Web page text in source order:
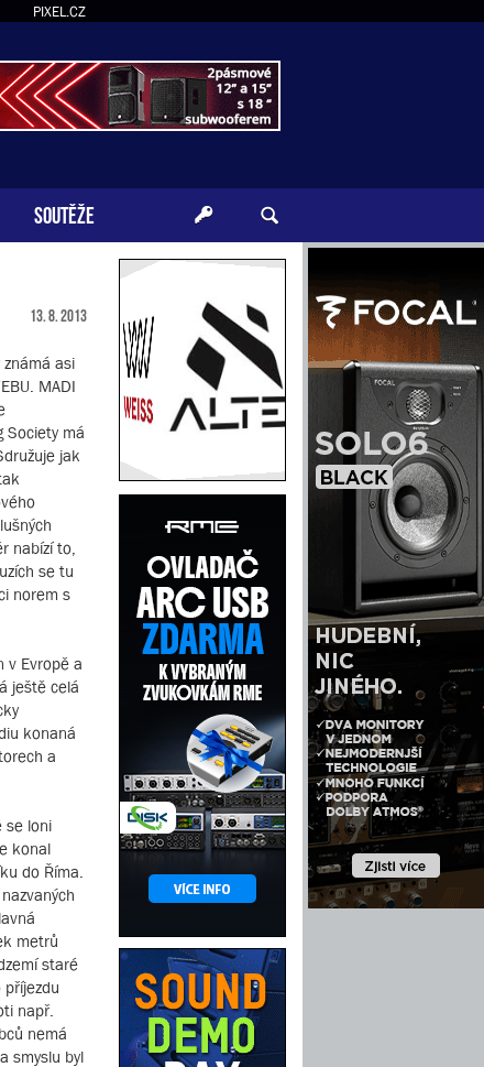
PIXEL.CZ
SOUTĚŽE
13. 8. 2013
asi
MADI
Society má
jak
nabízí to,
se tu
norem s
v Evropě a
ještě celá
konaná
a
se loni
konal
do Říma.
metrů
staré
např.
nemá
smyslu byl